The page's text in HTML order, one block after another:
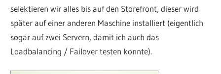
selektieren wir alles bis auf den Storefront, dieser wird
später auf einer anderen Maschine installiert (eigentlich
sogar auf zwei Servern, damit ich auch das
Loadbalancing / Failover testen konnte).